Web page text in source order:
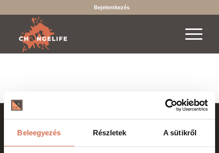
Beleegyezés Részletek A sütikről
Bejelentkezés
A böngészés és bankkártyás fizetés biztonságát SSL védelem
garantálja.